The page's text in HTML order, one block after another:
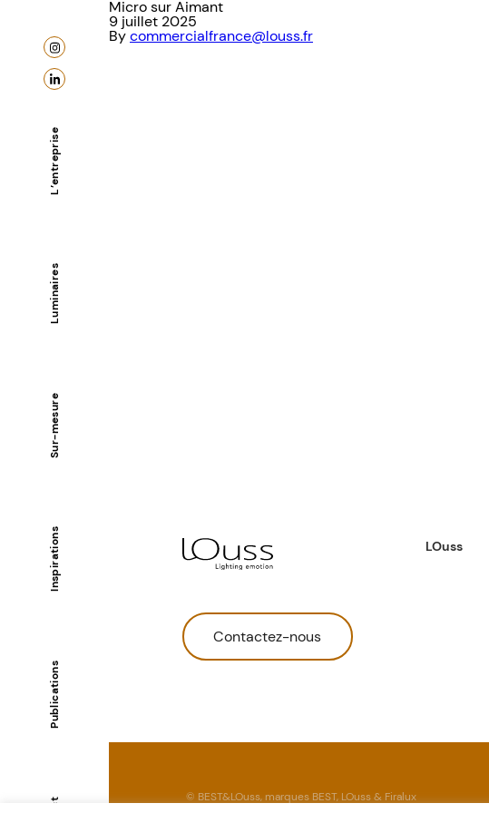
L’entreprise
Luminaires
Sur-mesure
Inspirations
Publications
Micro sur Aimant
9 juillet 2025
Bycommercialfrance@louss.fr
Contactez-nous
LOuss
© BEST&LOuss, marques BEST, LOuss & Firalux